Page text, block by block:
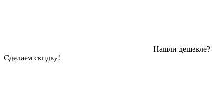
Нашли дешевле?
Сделаем скидку!